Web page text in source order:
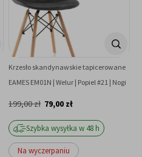
Krzesło skandynawskie tapicerowane
EAMES EM01N | Welur | Popiel #21 | Nogi
79,00 zł
199,00 zł
Szybka wysyłka w 48 h
Na wyczerpaniu